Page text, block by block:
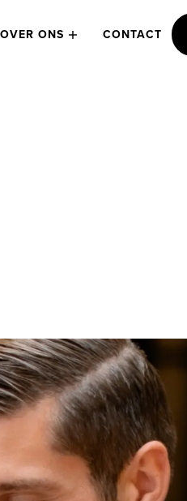
OVER ONS CONTACT